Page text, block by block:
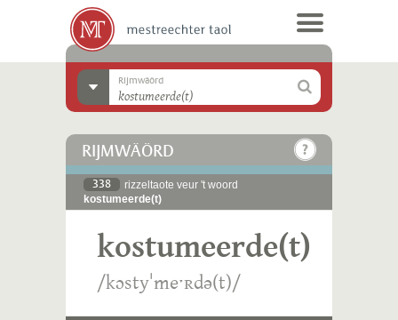
Rijmwäörd
RIJMWÄÖRD
338
rizzeltaote veur 't woord
kostumeerde(t)
kostumeerde(t)
/kɔstyˈmeˑʀdə(t)/